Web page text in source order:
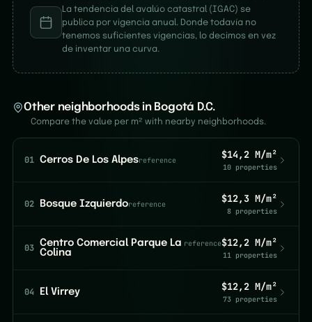
La tendencia del avalúo catastral (IGAC) se
publica por vigencia anual. Donde todavía no
tenemos suficientes vigencias, lo decimos en vez
de inventar una curva.
Other neighborhoods in Bogotá D.C.
Compare the value per m² with nearby neighborhoods.
01 Cerros De Los Alpesreference $14,2 M/m²
10 properties
02 Bosque Izquierdoreference $12,3 M/m²
8 properties
03 Centro Comercial Parque La
Colina
reference$12,2 M/m²
11 properties
04 El Virrey $12,2 M/m²
73 properties